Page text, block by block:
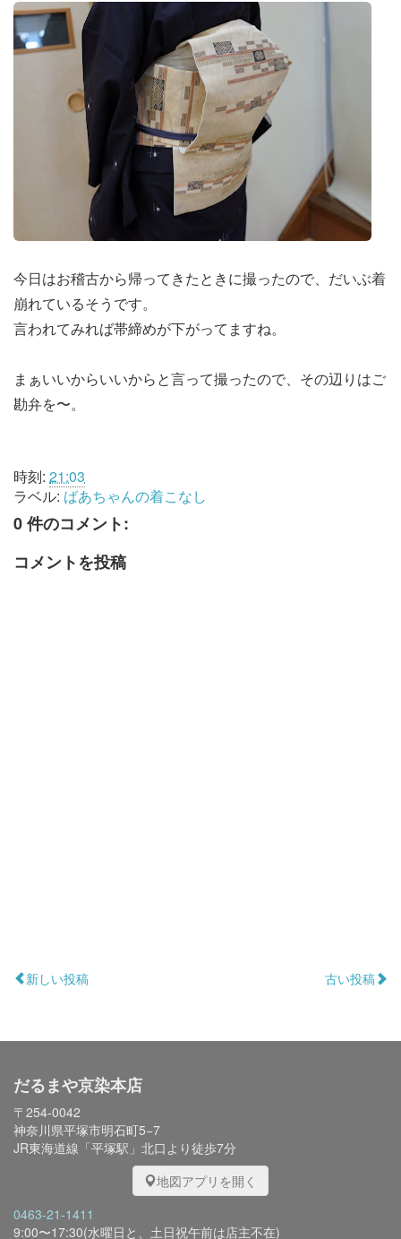
今日はお稽古から帰ってきたときに撮ったので、だいぶ着
崩れているそうです。
言われてみれば帯締めが下がってますね。
まぁいいからいいからと言って撮ったので、その辺りはご
勘弁を〜。
時刻: 21:03
ラベル: ばあちゃんの着こなし
0 件のコメント:
コメントを投稿
新しい投稿 古い投稿
だるまや京染本店
〒254-0042
神奈川県平塚市明石町5−7
JR東海道線「平塚駅」北口より徒歩7分
地図アプリを開く
0463-21-1411
9:00〜17:30(水曜日と、土日祝午前は店主不在)